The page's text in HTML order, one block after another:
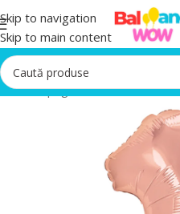
Skip to navigation
Skip to main content
Prima pagină/Baloane Roz